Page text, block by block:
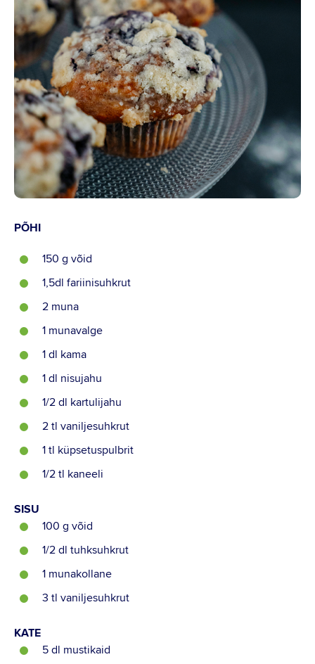
Instagram
Youtube
Linkedin
PÕHI
150 g võid
1,5dl fariinisuhkrut
2 muna
1 munavalge
1 dl kama
1 dl nisujahu
1/2 dl kartulijahu
2 tl vaniljesuhkrut
1 tl küpsetuspulbrit
1/2 tl kaneeli
SISU
100 g võid
1/2 dl tuhksuhkrut
1 munakollane
3 tl vaniljesuhkrut
KATE
5 dl mustikaid